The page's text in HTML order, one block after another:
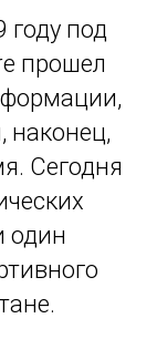
году под
прошел
наконец,
Сегодня
один